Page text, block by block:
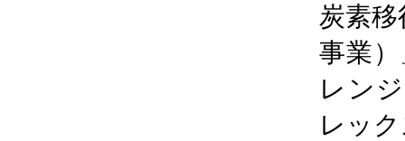
炭素
事業
レン
レッ